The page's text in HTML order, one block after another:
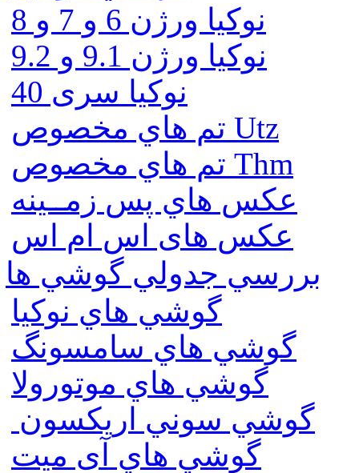
نوكيا ورژن 6 و 7 و 8
نوكيا ورژن 9.1 و 9.2
نوکیا سری 40
تم هاي مخصوص Utz
تم هاي مخصوص Thm
عكس هاي پس زمــينه
عكس های اس ام اس
بررسي جدولي گوشي ها
گوشي هاي نوكيا
گوشي هاي سامسونگ
گوشي هاي موتورولا
گوشي سوني اريكسون
گوشي هاي آی میت